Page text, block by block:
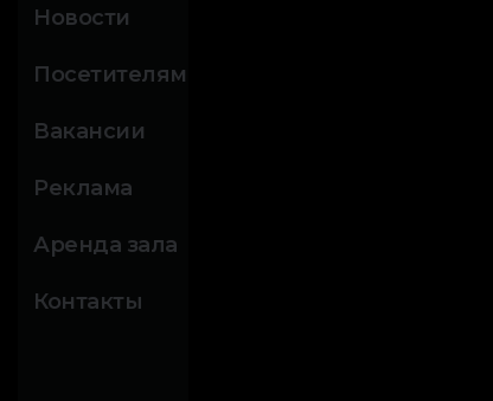
Новости
Посетителям
Вакансии
Реклама
Аренда зала
Контакты